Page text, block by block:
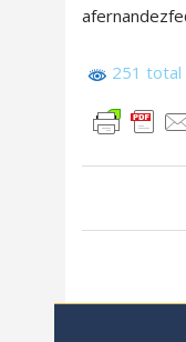
251 total